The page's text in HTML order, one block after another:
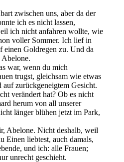
zwischen uns, aber da der
ich es nicht lassen,
ich nicht anfahren wollte, wie
voller Sommer. Ich lief in
einen Goldregen zu. Und da
Abelone.
war, wenn du mich
trugst, gleichsam wie etwas
auf zurückgeneigtem Gesicht.
verändert hat? Ob es nicht
herum von all unserer
länger blühen jetzt im Park,
Abelone. Nicht deshalb, weil
Einen liebtest, auch damals,
und ich: alle Frauen;
unrecht geschieht.